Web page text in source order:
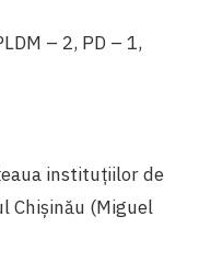
– 2, PD – 1,
instituțiilor de
Chișinău (Miguel